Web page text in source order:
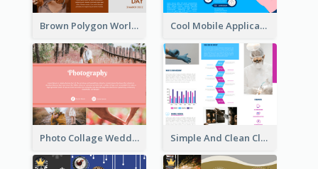
Brown Polygon World Malaria Day Brochure Cool Mobile Application Promotional Brochure Design
Photo Collage Wedding Brochure Simple And Clean Clinic Brochure Design Ideas